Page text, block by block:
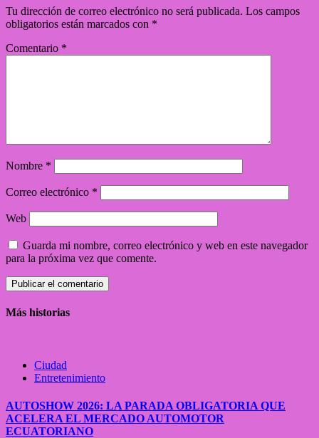
Tu dirección de correo electrónico no será publicada. Los campos
obligatorios están marcados con *
Comentario *
Nombre *
Correo electrónico *
Web
Guarda mi nombre, correo electrónico y web en este navegador
para la próxima vez que comente.
Más historias
Ciudad
Entretenimiento
AUTOSHOW 2026: LA PARADA OBLIGATORIA QUE
ACELERA EL MERCADO AUTOMOTOR
ECUATORIANO